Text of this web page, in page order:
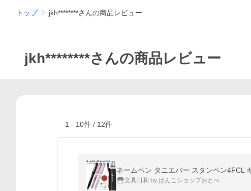
トップ jkh********さんの商品レビュー
jkh********さんの商品レビュー
1 - 10件 / 12件
ネームペン タニエバー スタンペン4FCL
文具日和 by はんこショップおとべ